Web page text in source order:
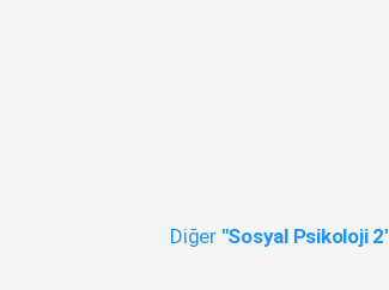
Diğer "Sosyal Psikoloji